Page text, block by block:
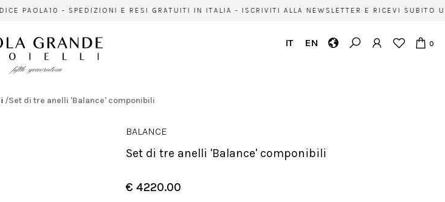
PAOLA10 - SPEDIZIONI E RESI GRATUITI IN ITALIA - ISCRIVITI ALLA NEWSLETTER E RICEVI
IT EN 0
/Set di tre anelli 'Balance' componibili
BALANCE
Set di tre anelli 'Balance' componibili
€ 4220.00